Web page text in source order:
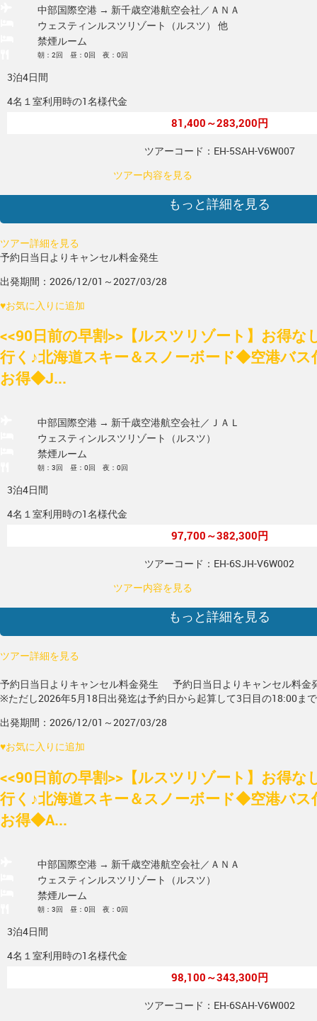
中部国際空港 → 新千歳空港航空会社／ＡＮＡ
ウェスティンルスツリゾート（ルスツ） 他
禁煙ルーム
朝：2回 昼：0回 夜：0回
3泊4日間
4名１室利用時の1名様代金
81,400～283,200円
ツアーコード：EH-5SAH-V6W007
ツアー内容を見る
もっと詳細を見る
ツアー詳細を見る
予約日当日よりキャンセル料金発生
出発期間：2026/12/01～2027/03/28
♥お気に入りに追加
<<90日前の早割>>【ルスツリゾート】お得な
行く♪北海道スキー＆スノーボード◆空港バ
お得◆J...
中部国際空港 → 新千歳空港航空会社／ＪＡＬ
ウェスティンルスツリゾート（ルスツ）
禁煙ルーム
朝：3回 昼：0回 夜：0回
3泊4日間
4名１室利用時の1名様代金
97,700～382,300円
ツアーコード：EH-6SJH-V6W002
ツアー内容を見る
もっと詳細を見る
ツアー詳細を見る
予約日当日よりキャンセル料金発生
予約日当日よりキャンセル料金
※ただし2026年5月18日出発迄は予約日から起算して3日目の18:00ま
出発期間：2026/12/01～2027/03/28
♥お気に入りに追加
<<90日前の早割>>【ルスツリゾート】お得な
行く♪北海道スキー＆スノーボード◆空港バ
お得◆A...
中部国際空港 → 新千歳空港航空会社／ＡＮＡ
ウェスティンルスツリゾート（ルスツ）
禁煙ルーム
朝：3回 昼：0回 夜：0回
3泊4日間
4名１室利用時の1名様代金
98,100～343,300円
ツアーコード：EH-6SAH-V6W002